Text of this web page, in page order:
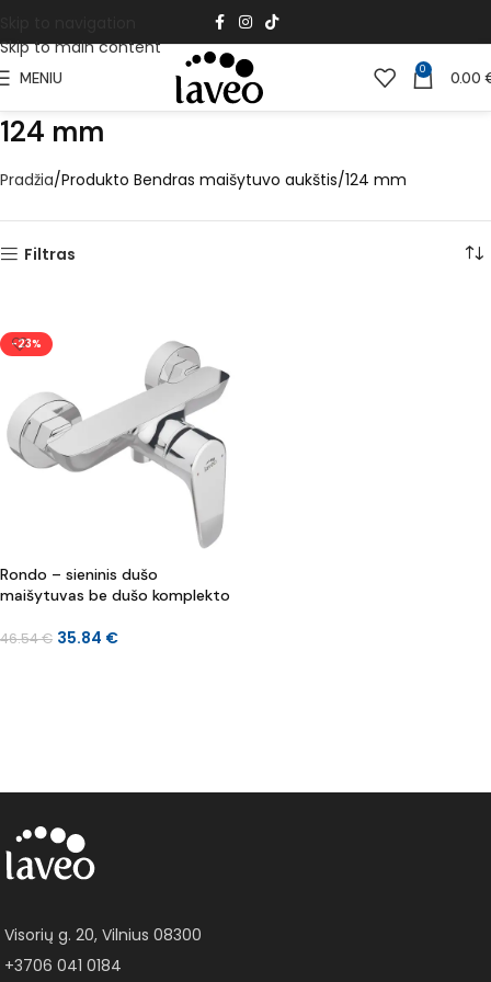
Skip to main content
MENIU 0 0.00
124 mm
Pradžia Produkto Bendras maišytuvo aukštis 124 mm
Filtras
-23%
Rondo – sieninis dušo
maišytuvas be dušo komplekto
46.54€ 35.84 €
Visorių g. 20, Vilnius 08300
+3706 041 0184